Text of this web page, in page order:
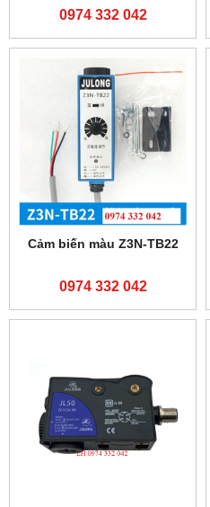
0974 332 042
Cảm biến màu Z3N-TB22
0974 332 042